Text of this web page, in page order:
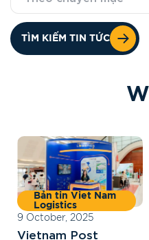
TÌM KIẾM TIN TỨC
W
Bản tin Viet Nam
Logistics
9 October, 2025
Vietnam Post